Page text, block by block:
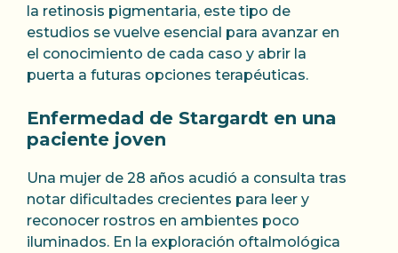
la retinosis pigmentaria, este tipo de
estudios se vuelve esencial para avanzar en
el conocimiento de cada caso y abrir la
puerta a futuras opciones terapéuticas.
Enfermedad de Stargardt en una
paciente joven
Una mujer de 28 años acudió a consulta tras
notar dificultades crecientes para leer y
reconocer rostros en ambientes poco
iluminados. En la exploración oftalmológica